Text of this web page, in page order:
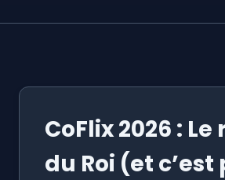
CoFlix 2026 :
du Roi (et c’est